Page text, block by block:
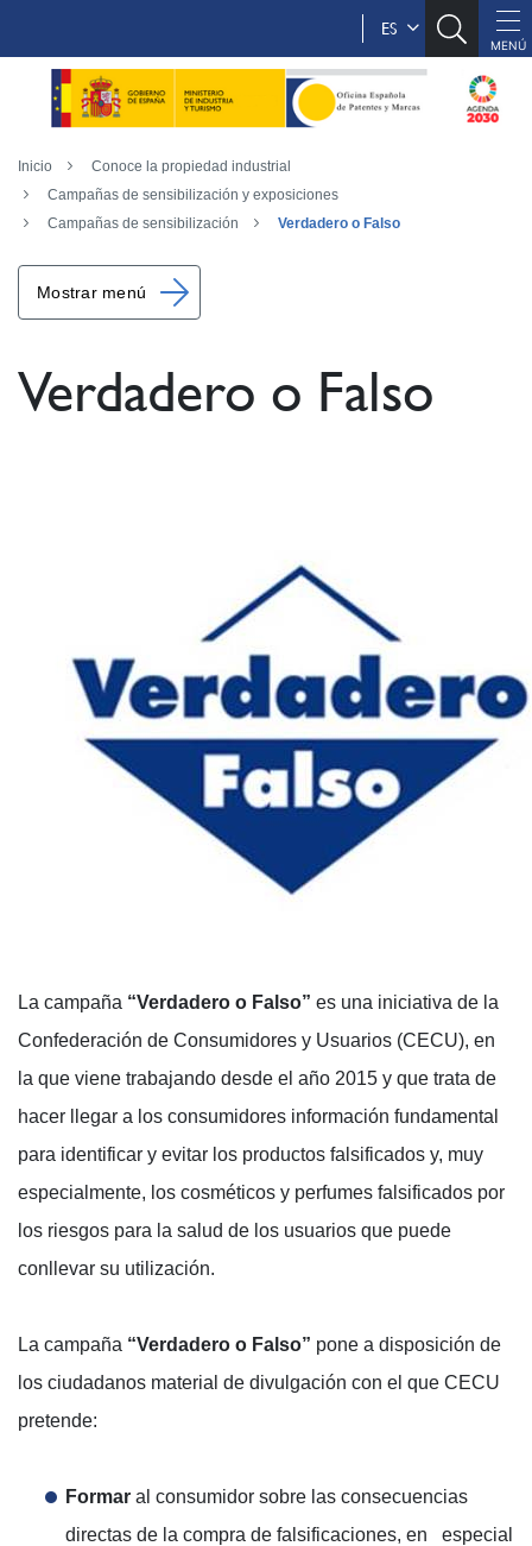
ES
Inicio
Conoce la propiedad industrial
Campañas de sensibilización y exposiciones
Campañas de sensibilización
Verdadero o Falso
Mostrar menú
Verdadero o Falso
La campaña “Verdadero o Falso” es una iniciativa de la
Confederación de Consumidores y Usuarios (CECU), en
la que viene trabajando desde el año 2015 y que trata de
hacer llegar a los consumidores información fundamental
para identificar y evitar los productos falsificados y, muy
especialmente, los cosméticos y perfumes falsificados por
los riesgos para la salud de los usuarios que puede
conllevar su utilización.
La campaña “Verdadero o Falso” pone a disposición de
los ciudadanos material de divulgación con el que CECU
pretende:
Formar al consumidor sobre las consecuencias
directas de la compra de falsificaciones, en especial